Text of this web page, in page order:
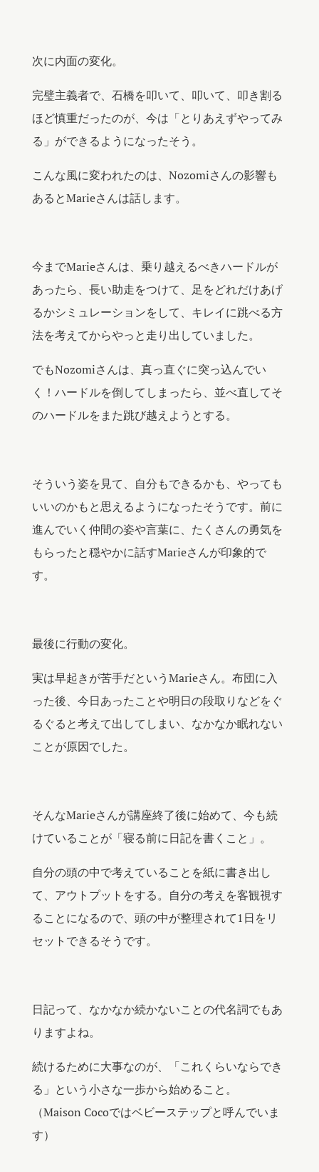
次に内面の変化。
完璧主義者で、石橋を叩いて、叩いて、叩き割る
ほど慎重だったのが、今は「とりあえずやってみ
る」ができるようになったそう。
こんな風に変われたのは、Nozomiさんの影響も
あるとMarieさんは話します。
今までMarieさんは、乗り越えるべきハードルが
あったら、長い助走をつけて、足をどれだけあげ
るかシミュレーションをして、キレイに跳べる方
法を考えてからやっと走り出していました。
でもNozomiさんは、真っ直ぐに突っ込んでい
く！ハードルを倒してしまったら、並べ直してそ
のハードルをまた跳び越えようとする。
そういう姿を見て、自分もできるかも、やっても
いいのかもと思えるようになったそうです。前に
進んでいく仲間の姿や言葉に、たくさんの勇気を
もらったと穏やかに話すMarieさんが印象的で
す。
最後に行動の変化。
実は早起きが苦手だというMarieさん。布団に入
った後、今日あったことや明日の段取りなどをぐ
るぐると考えて出してしまい、なかなか眠れない
ことが原因でした。
そんなMarieさんが講座終了後に始めて、今も続
けていることが「寝る前に日記を書くこと」。
自分の頭の中で考えていることを紙に書き出し
て、アウトプットをする。自分の考えを客観視す
ることになるので、頭の中が整理されて1日をリ
セットできるそうです。
日記って、なかなか続かないことの代名詞でもあ
りますよね。
続けるために大事なのが、「これくらいならでき
る」という小さな一歩から始めること。
（Maison Cocoではベビーステップと呼んでいま
す）